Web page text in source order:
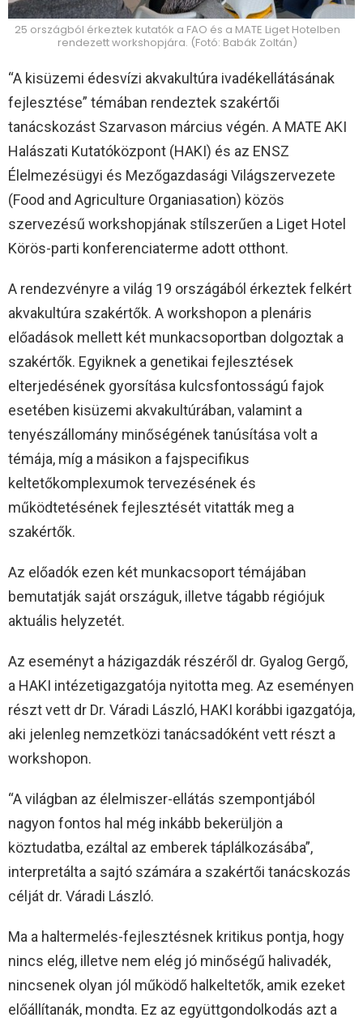
25 országból érkeztek kutatók a FAO és a MATE Liget Hotelben
rendezett workshopjára. (Fotó: Babák Zoltán)
“A kisüzemi édesvízi akvakultúra ivadékellátásának
fejlesztése” témában rendeztek szakértői
tanácskozást Szarvason március végén. A MATE AKI
Halászati Kutatóközpont (HAKI) és az ENSZ
Élelmezésügyi és Mezőgazdasági Világszervezete
(Food and Agriculture Organiasation) közös
szervezésű workshopjának stílszerűen a Liget Hotel
Körös-parti konferenciaterme adott otthont.
A rendezvényre a világ 19 országából érkeztek felkért
akvakultúra szakértők. A workshopon a plenáris
előadások mellett két munkacsoportban dolgoztak a
szakértők. Egyiknek a genetikai fejlesztések
elterjedésének gyorsítása kulcsfontosságú fajok
esetében kisüzemi akvakultúrában, valamint a
tenyészállomány minőségének tanúsítása volt a
témája, míg a másikon a fajspecifikus
keltetőkomplexumok tervezésének és
működtetésének fejlesztését vitatták meg a
szakértők.
Az előadók ezen két munkacsoport témájában
bemutatják saját országuk, illetve tágabb régiójuk
aktuális helyzetét.
Az eseményt a házigazdák részéről dr. Gyalog Gergő,
a HAKI intézetigazgatója nyitotta meg. Az eseményen
részt vett dr Dr. Váradi László, HAKI korábbi igazgatója,
aki jelenleg nemzetközi tanácsadóként vett részt a
workshopon.
“A világban az élelmiszer-ellátás szempontjából
nagyon fontos hal még inkább bekerüljön a
köztudatba, ezáltal az emberek táplálkozásába”,
interpretálta a sajtó számára a szakértői tanácskozás
célját dr. Váradi László.
Ma a haltermelés-fejlesztésnek kritikus pontja, hogy
nincs elég, illetve nem elég jó minőségű halivadék,
nincsenek olyan jól működő halkeltetők, amik ezeket
előállítanák, mondta. Ez az együttgondolkodás azt a